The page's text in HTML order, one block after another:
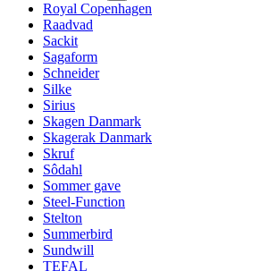
Royal Copenhagen
Raadvad
Sackit
Sagaform
Schneider
Silke
Sirius
Skagen Danmark
Skagerak Danmark
Skruf
Sôdahl
Sommer gave
Steel-Function
Stelton
Summerbird
Sundwill
TEFAL